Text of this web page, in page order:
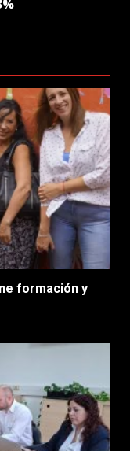
formación y